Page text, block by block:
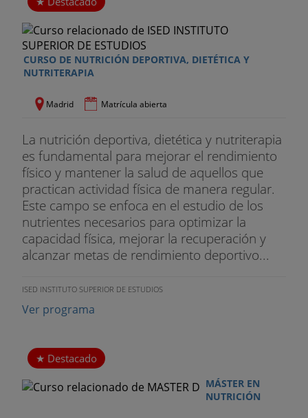
programa
- La planificación
- La evaluación
- La sesión
- Creación de hábitos saludables como contenido
del programa fitness-wellnes
Profesores del curso
- Víctor Vicente
Licenciado en Ciencias de la Actividad Física y del
Deporte, MBA en Dirección de Empresas y Doctor
EFAD y profesor de los Máster en Dirección y
Gestión de Instalaciones Deportivas y Dirección de
- Guillermo Dieste Tirado
Licenciado en Ciencias de la Actividad Física y del
CURSO DE NUTRICIÓN DEPORTIVA, DIETÉTICA Y
NUTRITERAPIA
Madrid Matrícula abierta
La nutrición deportiva, dietética y nutriterapia
es fundamental para mejorar el rendimiento
físico y mantener la salud de aquellos que
practican actividad física de manera regular.
Este campo se enfoca en el estudio de los
nutrientes necesarios para optimizar la
capacidad física, mejorar la recuperación y
alcanzar metas de rendimiento deportivo...
ISED INSTITUTO SUPERIOR DE ESTUDIOS
Ver programa
Destacado
MÁSTER EN
NUTRICIÓN